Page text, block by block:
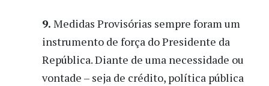
9. Medidas Provisórias sempre foram um
instrumento de força do Presidente da
República. Diante de uma necessidade ou
vontade – seja de crédito, política pública